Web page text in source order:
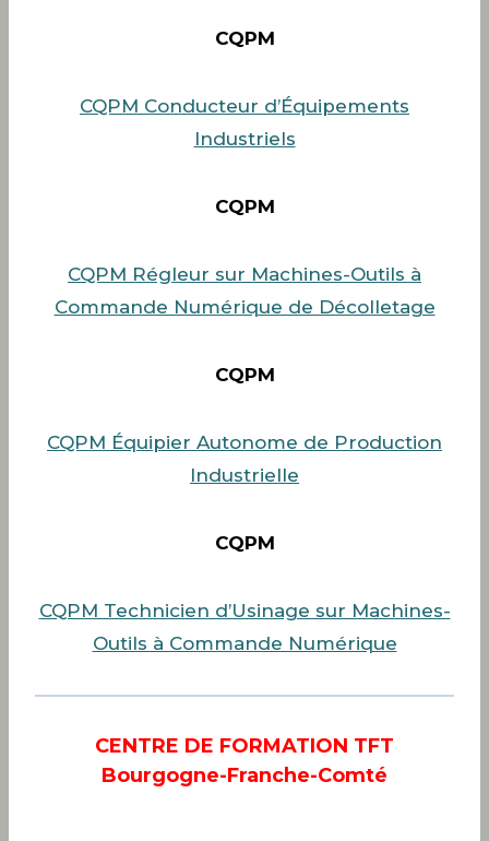
CQPM
CQPM Conducteur d’Équipements
Industriels
CQPM
CQPM Régleur sur Machines-Outils à
Commande Numérique de Décolletage
CQPM
CQPM Équipier Autonome de Production
Industrielle
CQPM
CQPM Technicien d’Usinage sur Machines-
Outils à Commande Numérique
CENTRE DE FORMATION TFT
Bourgogne-Franche-Comté